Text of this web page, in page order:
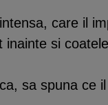
care il
si
sa spuna ce